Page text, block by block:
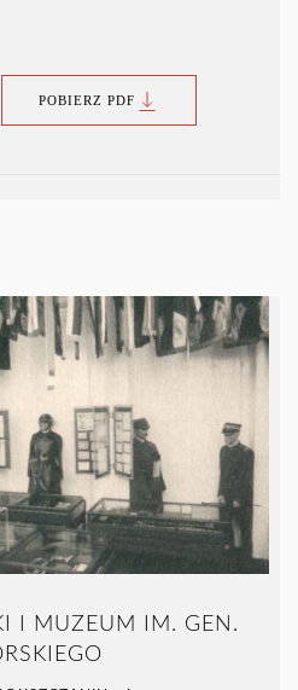
POBIERZ PDF
I MUZEUM IM. GEN.